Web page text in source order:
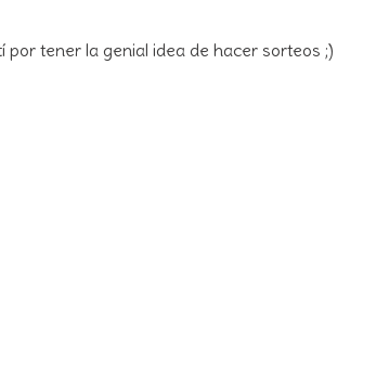
tener la genial idea de hacer sorteos ;)